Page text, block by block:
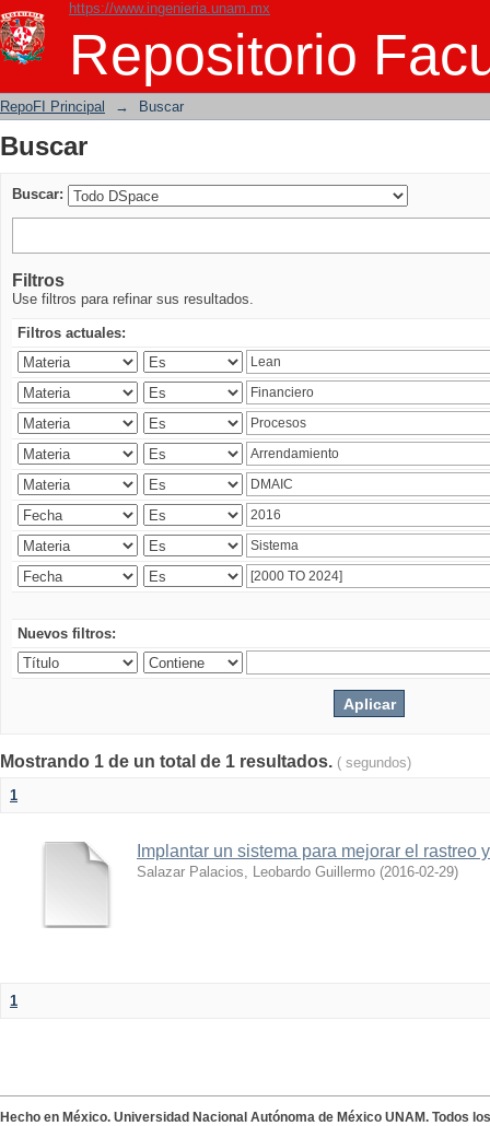
https://www.ingenieria.unam.mx
Repositorio
Buscar
RepoFI Principal → Buscar
Buscar
Buscar:
Filtros
Use filtros para refinar sus resultados.
Filtros actuales:
Nuevos filtros:
Mostrando 1 de un total de 1 resultados. ( segundos)
1
Implantar un sistema para mejorar el rastreo
Salazar Palacios, Leobardo Guillermo (2016-02-29)
1
Hecho en México. Universidad Nacional Autónoma de México UNAM. Todos